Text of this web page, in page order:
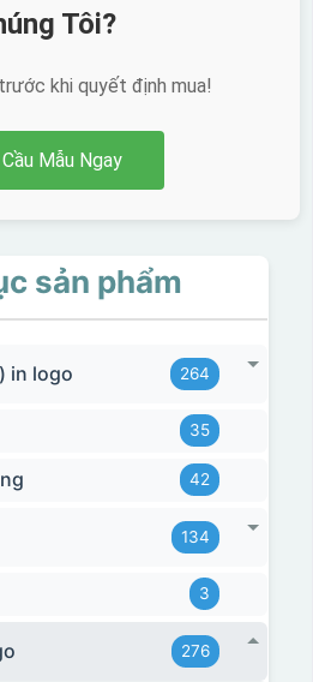
Tôi?
khi quyết định mua!
Mẫu Ngay
sản phẩm
in logo 264
35
42
134
3
276